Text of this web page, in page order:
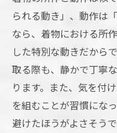
られる動き」、動作は
なら、着物における所
した特別な動きだから
取る際も、静かで丁寧
ります。また、気を付
を組むことが習慣にな
避けたほうがよさそう